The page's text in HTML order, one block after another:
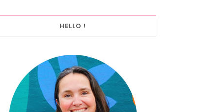
HELLO !